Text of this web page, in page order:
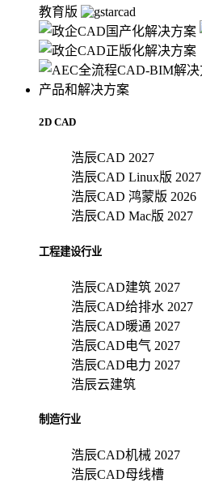
教育版
产品和解决方案
2D CAD
浩辰CAD 2027
浩辰CAD Linux版 2027
浩辰CAD 鸿蒙版 2026
浩辰CAD Mac版 2027
工程建设行业
浩辰CAD建筑 2027
浩辰CAD给排水 2027
浩辰CAD暖通 2027
浩辰CAD电气 2027
浩辰CAD电力 2027
浩辰云建筑
制造行业
浩辰CAD机械 2027
浩辰CAD母线槽